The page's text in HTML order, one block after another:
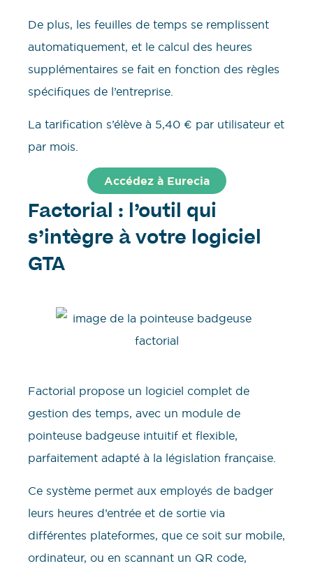
De plus, les feuilles de temps se remplissent
automatiquement, et le calcul des heures
supplémentaires se fait en fonction des règles
spécifiques de l’entreprise.
La tarification s’élève à 5,40 € par utilisateur et
par mois.
Accédez à Eurecia
Factorial : l’outil qui
s’intègre à votre logiciel
GTA
Factorial propose un logiciel complet de
gestion des temps, avec un module de
pointeuse badgeuse intuitif et flexible,
parfaitement adapté à la législation française.
Ce système permet aux employés de badger
leurs heures d’entrée et de sortie via
différentes plateformes, que ce soit sur mobile,
ordinateur, ou en scannant un QR code,